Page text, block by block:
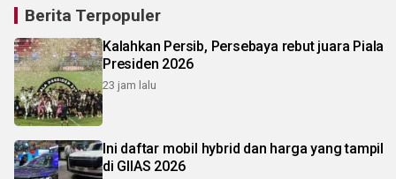
Berita Terpopuler
Kalahkan Persib, Persebaya rebut juara Piala
Presiden 2026
23 jam lalu
Ini daftar mobil hybrid dan harga yang tampil
di GIIAS 2026